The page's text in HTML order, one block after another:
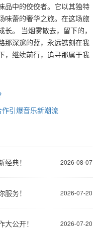
品中的佼佼者。它以其独特
味蕾的奢华之旅。在这场旅
。 当烟雾散去，留下的，
那深邃的蓝，永远镌刻在我
，继续前行，追寻那属于我
引爆音乐新潮流
2026-08-07
典！
2026-07-20
务！
2026-07-20
公开！